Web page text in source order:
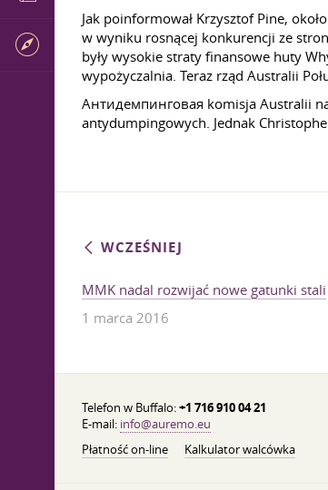
Jak poinformował Krzysztof Pine,
w wyniku rosnącej konkurencji ze
były wysokie straty finansowe huty
wypożyczalnia. Teraz rząd Australii
Антидемпинговая komisja Australii
antydumpingowych. Jednak
WCZEŚNIEJ
MMK nadal rozwijać nowe gatunki stali
1 marca 2016
Telefon w Buffalo:+1 716 910 04 21
E-mail: info@auremo.eu
Płatność on-line
Kalkulator walcówka